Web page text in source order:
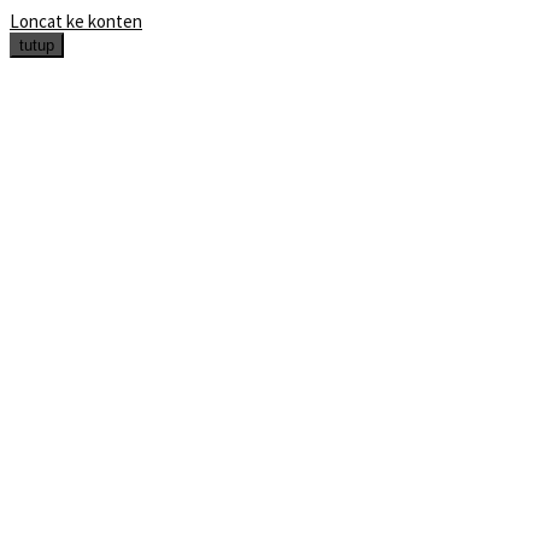
Loncat ke konten
tutup